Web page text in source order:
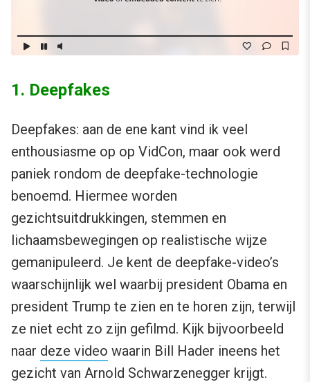
1. Deepfakes
Deepfakes: aan de ene kant vind ik veel
enthousiasme op op VidCon, maar ook werd
paniek rondom de deepfake-technologie
benoemd. Hiermee worden
gezichtsuitdrukkingen, stemmen en
lichaamsbewegingen op realistische wijze
gemanipuleerd. Je kent de deepfake-video’s
waarschijnlijk wel waarbij president Obama en
president Trump te zien en te horen zijn, terwijl
ze niet echt zo zijn gefilmd. Kijk bijvoorbeeld
naar deze video waarin Bill Hader ineens het
gezicht van Arnold Schwarzenegger krijgt.